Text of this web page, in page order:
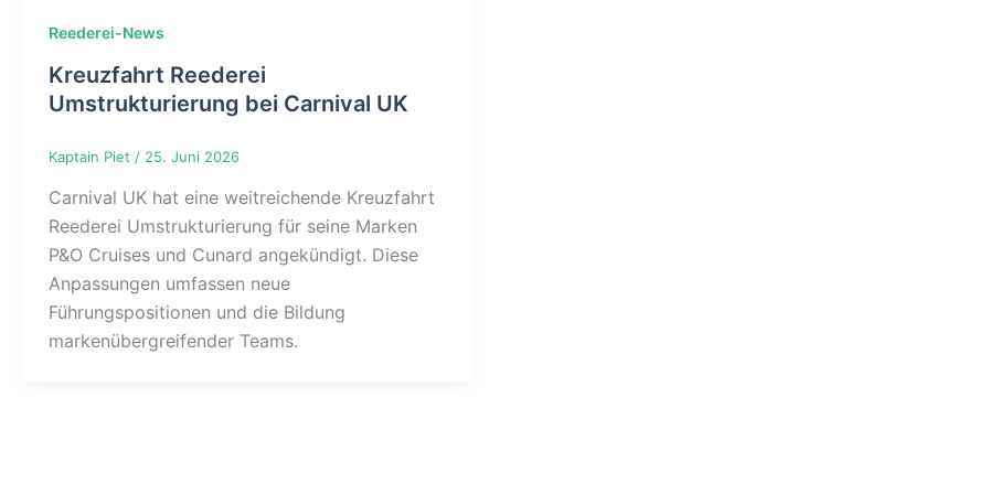
Reederei-News
Kreuzfahrt Reederei
Umstrukturierung bei Carnival UK
Kaptain Piet / 25. Juni 2026
Carnival UK hat eine weitreichende Kreuzfahrt
Reederei Umstrukturierung für seine Marken
P&O Cruises und Cunard angekündigt. Diese
Anpassungen umfassen neue
Führungspositionen und die Bildung
markenübergreifender Teams.